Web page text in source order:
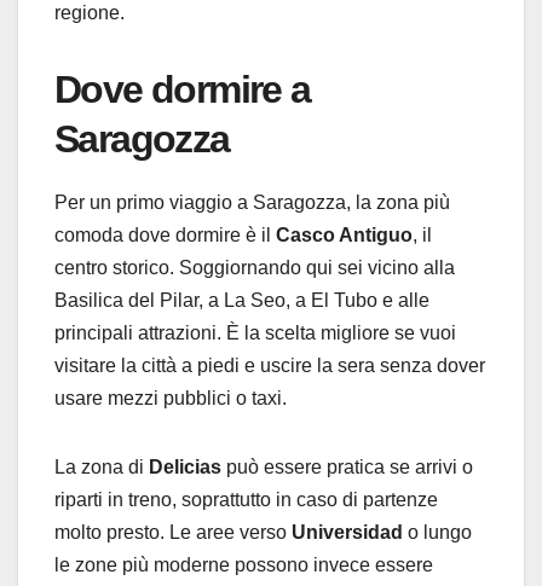
regione.
Dove dormire a
Saragozza
Per un primo viaggio a Saragozza, la zona più
comoda dove dormire è il Casco Antiguo, il
centro storico. Soggiornando qui sei vicino alla
Basilica del Pilar, a La Seo, a El Tubo e alle
principali attrazioni. È la scelta migliore se vuoi
visitare la città a piedi e uscire la sera senza dover
usare mezzi pubblici o taxi.
La zona di Delicias può essere pratica se arrivi o
riparti in treno, soprattutto in caso di partenze
molto presto. Le aree verso Universidad o lungo
le zone più moderne possono invece essere